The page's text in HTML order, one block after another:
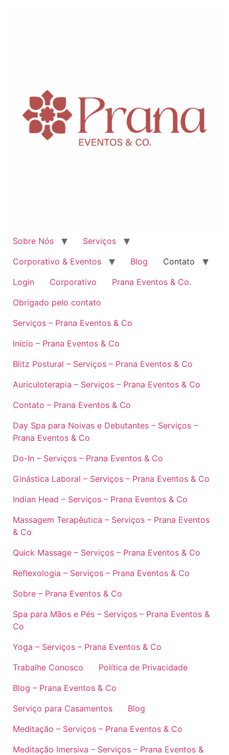
Sobre Nós
Serviços
Corporativo & Eventos
Blog
Contato
Login
Corporativo
Prana Eventos & Co.
Obrigado pelo contato
Serviços – Prana Eventos & Co
Início – Prana Eventos & Co
Blitz Postural – Serviços – Prana Eventos & Co
Aurículoterapia – Serviços – Prana Eventos & Co
Contato – Prana Eventos & Co
Day Spa para Noivas e Debutantes – Serviços –
Prana Eventos & Co
Do-In – Serviços – Prana Eventos & Co
Ginástica Laboral – Serviços – Prana Eventos & Co
Indian Head – Serviços – Prana Eventos & Co
Massagem Terapêutica – Serviços – Prana Eventos
& Co
Quick Massage – Serviços – Prana Eventos & Co
Reflexologia – Serviços – Prana Eventos & Co
Sobre – Prana Eventos & Co
Spa para Mãos e Pés – Serviços – Prana Eventos &
Co
Yoga – Serviços – Prana Eventos & Co
Trabalhe Conosco
Política de Privacidade
Blog – Prana Eventos & Co
Serviço para Casamentos
Blog
Meditação – Serviços – Prana Eventos & Co
Meditação Imersiva – Serviços – Prana Eventos &